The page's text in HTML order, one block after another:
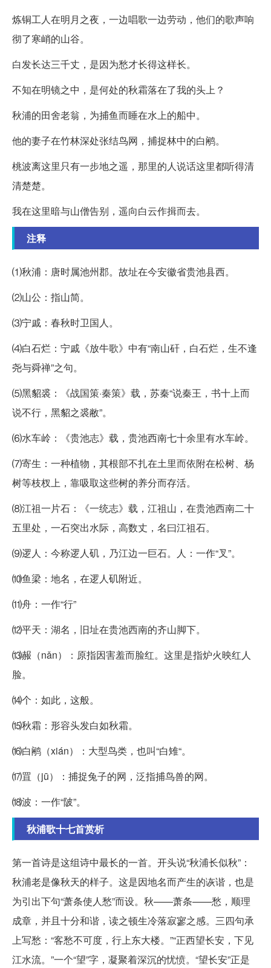
炼铜工人在明月之夜，一边唱歌一边劳动，他们的歌声响
彻了寒峭的山谷。
白发长达三千丈，是因为愁才长得这样长。
不知在明镜之中，是何处的秋霜落在了我的头上？
秋浦的田舍老翁，为捕鱼而睡在水上的船中。
他的妻子在竹林深处张结鸟网，捕捉林中的白鹇。
桃波离这里只有一步地之遥，那里的人说话这里都听得清
清楚楚。
我在这里暗与山僧告别，遥向白云作揖而去。
注释
⑴秋浦：唐时属池州郡。故址在今安徽省贵池县西。
⑵山公：指山简。
⑶宁戚：春秋时卫国人。
⑷白石烂：宁戚《放牛歌》中有“南山矸，白石烂，生不逢
尧与舜禅”之句。
⑸黑貂裘：《战国策·秦策》载，苏秦“说秦王，书十上而
说不行，黑貂之裘敝”。
⑹水车岭：《贵池志》载，贵池西南七十余里有水车岭。
⑺寄生：一种植物，其根部不扎在土里而依附在松树、杨
树等枝杈上，靠吸取这些树的养分而存活。
⑻江祖一片石：《一统志》载，江祖山，在贵池西南二十
五里处，一石突出水际，高数丈，名曰江祖石。
⑼逻人：今称逻人矶，乃江边一巨石。人：一作“叉”。
⑽鱼梁：地名，在逻人矶附近。
⑾舟：一作“行”
⑿平天：湖名，旧址在贵池西南的齐山脚下。
⒀赧（nǎn）：原指因害羞而脸红。这里是指炉火映红人
脸。
⒁个：如此，这般。
⒂秋霜：形容头发白如秋霜。
⒃白鹇（xián）：大型鸟类，也叫“白雉“。
⒄罝（jū）：捕捉兔子的网，泛指捕鸟兽的网。
⒅波：一作“陂”。
秋浦歌十七首赏析
第一首诗是这组诗中最长的一首。开头说“秋浦长似秋”：
秋浦老是像秋天的样子。这是因地名而产生的诙谐，也是
为引出下句“萧条使人愁”而设。秋——萧条——愁，顺理
成章，并且十分和谐，读之顿生冷落寂寥之感。三四句承
上写愁：“客愁不可度，行上东大楼。”“正西望长安，下见
江水流。”一个“望”字，凝聚着深沉的忧愤。“望长安”正是